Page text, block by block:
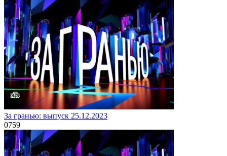
За гранью: выпуск 25.12.2023
0759